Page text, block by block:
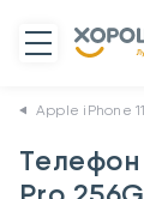
Apple iPhone
Телефон